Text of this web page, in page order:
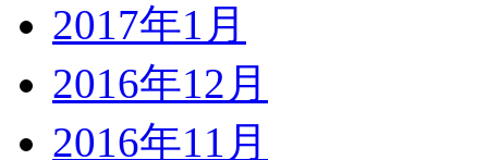
2017年1月
2016年12月
2016年11月